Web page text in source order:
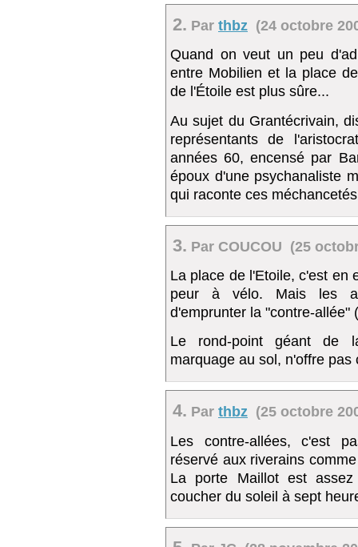
2. Par thbz (24 octobre
Quand on veut un peu
entre Mobilien et la place
de l'Étoile est plus sûre...
Au sujet du Grantécrivain,
représentants de
années 60, encensé par
époux d'une psychanaliste
qui raconte ces
3. Par COUCOU (25
La place de l'Etoile, c'est en
peur à vélo. Mais les
d'emprunter la "contre-allée"
Le rond-point géant de
marquage au sol, n'offre
4. Par thbz (25 octobre
Les contre-allées, c'est
réservé aux riverains
La porte Maillot est
coucher du soleil à sept